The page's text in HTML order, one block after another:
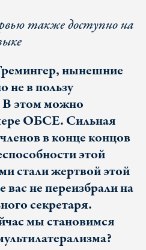
также доступно на
нынешние
не в пользу
В этом можно
ОБСЕ. Сильная
в конце концов
этой
стали жертвой этой
не переизбрали на
секретаря.
мы становимся